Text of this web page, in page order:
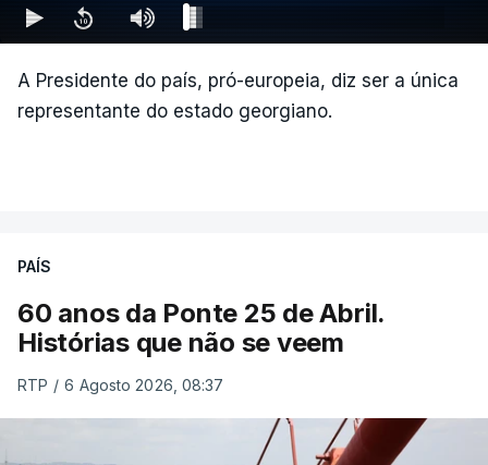
A Presidente do país, pró-europeia, diz ser a única
representante do estado georgiano.
PAÍS
60 anos da Ponte 25 de Abril.
Histórias que não se veem
RTP / 6 Agosto 2026, 08:37